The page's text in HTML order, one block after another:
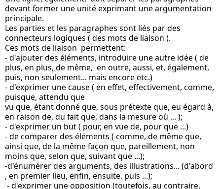
devant former une unité exprimant une argumentation
principale.
Les parties et les paragraphes sont liés par des
connecteurs logiques ( des mots de liaison ).
Ces mots de liaison  permettent:
- d'ajouter des éléments, introduire une autre idée ( de
plus, en plus, de même,  en outre, aussi, et, également,
puis, non seulement... mais encore etc.)
- d'exprimer une cause ( en effet, effectivement, comme,
puisque, attendu que
vu que, étant donné que, sous prétexte que, eu égard à,
en raison de, du fait que, dans la mesure où ... );
- d'exprimer un but ( pour, en vue de, pour que ...)
- de comparer des éléments ( comme, de même que,
ainsi que, de la même façon que, pareillement, non
moins que, selon que, suivant que ...);
-d'énumérer des arguments, des illustrations... (d'abord
, en premier lieu, enfin, ensuite, puis ...);